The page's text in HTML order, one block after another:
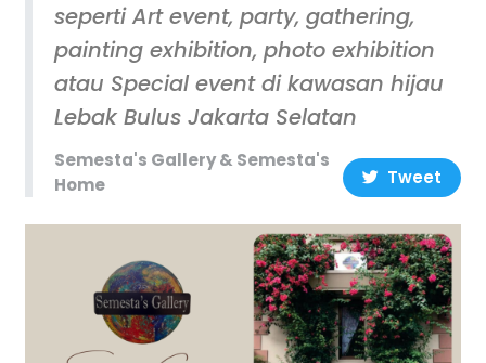
seperti Art event, party, gathering,
painting exhibition, photo exhibition
atau Special event di kawasan hijau
Lebak Bulus Jakarta Selatan
Semesta's Gallery & Semesta's
Home
Tweet